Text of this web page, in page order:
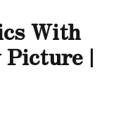
With
|